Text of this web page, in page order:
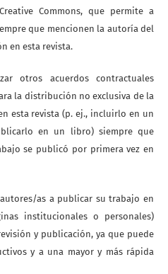
Commons, que permite a
que mencionen la autoría del
en esta revista.
otros acuerdos contractuales
la distribución no exclusiva de la
esta revista (p. ej., incluirlo en un
en un libro) siempre que
se publicó por primera vez en
as a publicar su trabajo en
institucionales o personales)
y publicación, ya que puede
y a una mayor y más rápida